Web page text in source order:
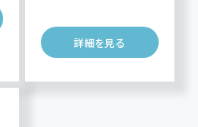
詳細を見る